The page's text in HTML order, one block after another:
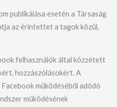
publikálása esetén a Társaság
az érintettet a tagok közül,
felhasználók által közzétett
hozzászólásokért. A
Facebook működéséből adódó
működésének